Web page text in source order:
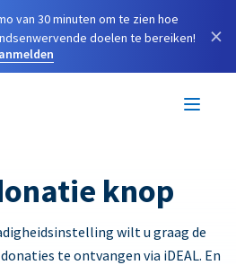
van 30 minuten om te zien hoe
doelen te bereiken!
×
knop
wilt u graag de
te ontvangen via iDEAL. En